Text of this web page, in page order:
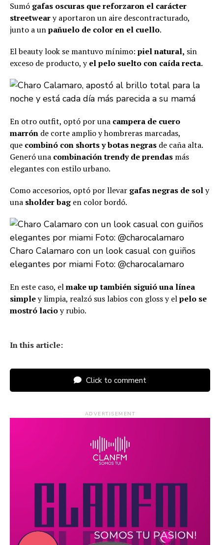
Sumó gafas oscuras que reforzaron el carácter
streetweary aportaron un aire descontracturado,
junto a unpañuelo de color en el cuello.
El beauty look se mantuvo mínimo: piel natural, sin
exceso de producto, yel pelo suelto con caída recta.
En otro outfit, optó por una campera de cuero
marrón de corte amplio y hombreras marcadas,
que combinó con shorts y botas negras de caña alta.
Generó una combinación trendy de prendas más
elegantes con estilo urbano.
Como accesorios, optó por llevar gafas negras de soly
una sholder bagen color bordó.
Charo Calamaro con un look casual con guiños
elegantes por miami Foto: @charocalamaro
En este caso, elmake up también siguió una línea
simpley limpia, realzó sus labios con gloss y elpelo se
mostró lacioy rubio.
In this article:
Click to comment
ADVERTISEMENT